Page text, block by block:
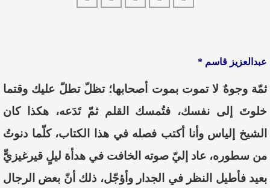
عبدالعزيز قاسم *
ثمّة وجوهٌ لا تموت بموت أصحابها؛ تظلّ تطلّ عليك وقتما
خلوتَ إلى نفسك، فتُمسك القلم ثمّ تَدَعه، هكذا كان
الشيخ إلياس وأنا أكتب فصله في هذا الكتاب، كلّما دنوتُ
من سطوره، عاد إليّ صوته الخافت في هدأة ليلٍ قيرغيزيٍّ
بعيد فأطيل النظر في الجدار وأؤجّل، ذلك أنّ بعض الرجال